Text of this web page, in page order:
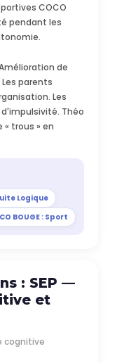
COCO
pendant les
de
parents
Les
Théo
trous » en
Logique
BOUGE : Sport
: SEP —
et
cognitive